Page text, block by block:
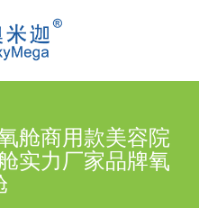
舱商用款美容院
实力厂家品牌氧